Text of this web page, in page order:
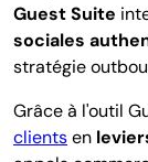
Guest Suite
sociales
stratégie
Grâce à l'outil
clientsen